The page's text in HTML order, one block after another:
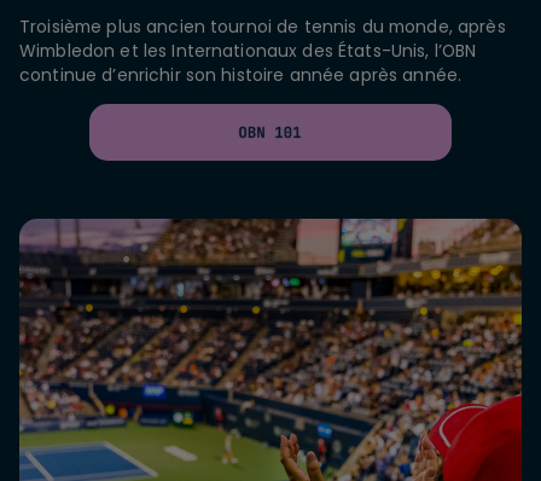
Troisième plus ancien tournoi de tennis du monde, après
Wimbledon et les Internationaux des États-Unis, l’OBN
continue d’enrichir son histoire année après année.